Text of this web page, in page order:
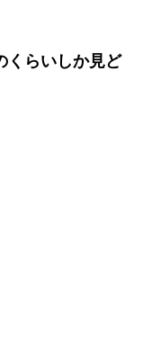
くらいしか見ど